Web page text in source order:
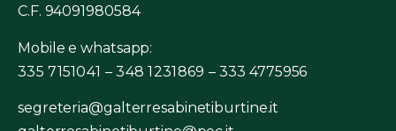
C.F. 94091980584
Mobile e whatsapp:
335 7151041 – 348 1231869 –333 4775956
segreteria@galterresabinetiburtine.it